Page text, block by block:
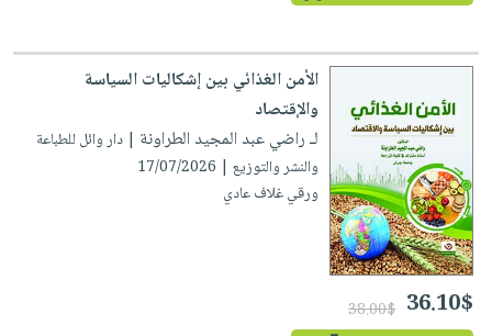
الأمن الغذائي بين إشكاليات السياسة
والإقتصاد
لـ راضي عبد المجيد الطراونة | دار وائل للطباعة
والنشر والتوزيع | 17/07/2026
ورقي غلاف عادي
36.10$
38.00$